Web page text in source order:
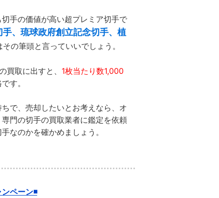
手の価値が高い超プレミア切手で
、琉球政府創立記念切手、植
その筆頭と言っていいでしょう。
買取に出すと、 1枚当たり数1,000
す。
で、売却したいとお考えなら、オ
門の切手の買取業者に鑑定を依頼
なのかを確かめましょう。
ペーン◾️